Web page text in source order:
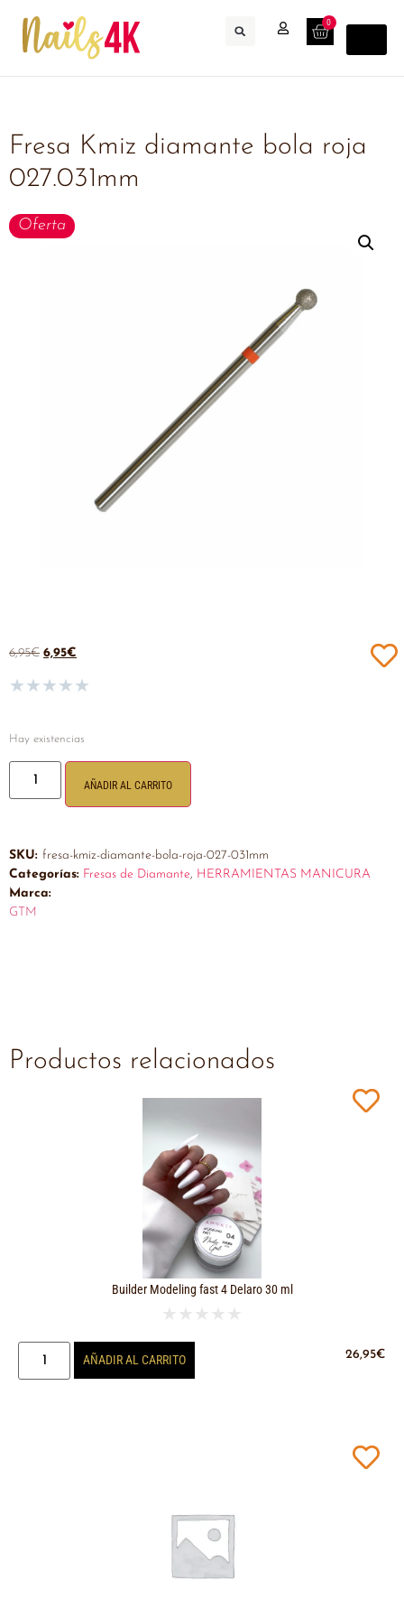
0
Fresa Kmiz diamante bola roja
027.031mm
Oferta
6,95€ 6,95€
★★★★★
Hay existencias
AÑADIR AL CARRITO
SKU: fresa-kmiz-diamante-bola-roja-027-031mm
Categorías: Fresas de Diamante, HERRAMIENTAS MANICURA
Marca:
GTM
Productos relacionados
Builder Modeling fast 4 Delaro 30 ml
★ ★ ★ ★ ★
26,95€
AÑADIR AL CARRITO